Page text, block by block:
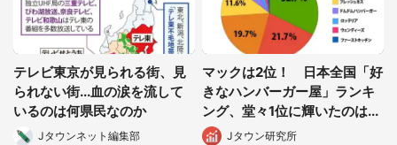
テレビ東京が見られる街、見
られない街...血の涙を流して
いるのは何県民なのか
Jタウンネット編集部
マックは2位！ 日本全国「好
きなハンバーガー屋」ランキ
ング、堂々1位に輝いたのは...
Jタウン研究所